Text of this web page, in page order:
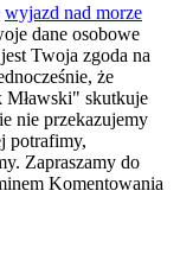
wyjazd nad morze
dane osobowe
Twoja zgoda na
że
Mławski" skutkuje
nie przekazujemy
potrafimy,
Zapraszamy do
Komentowania